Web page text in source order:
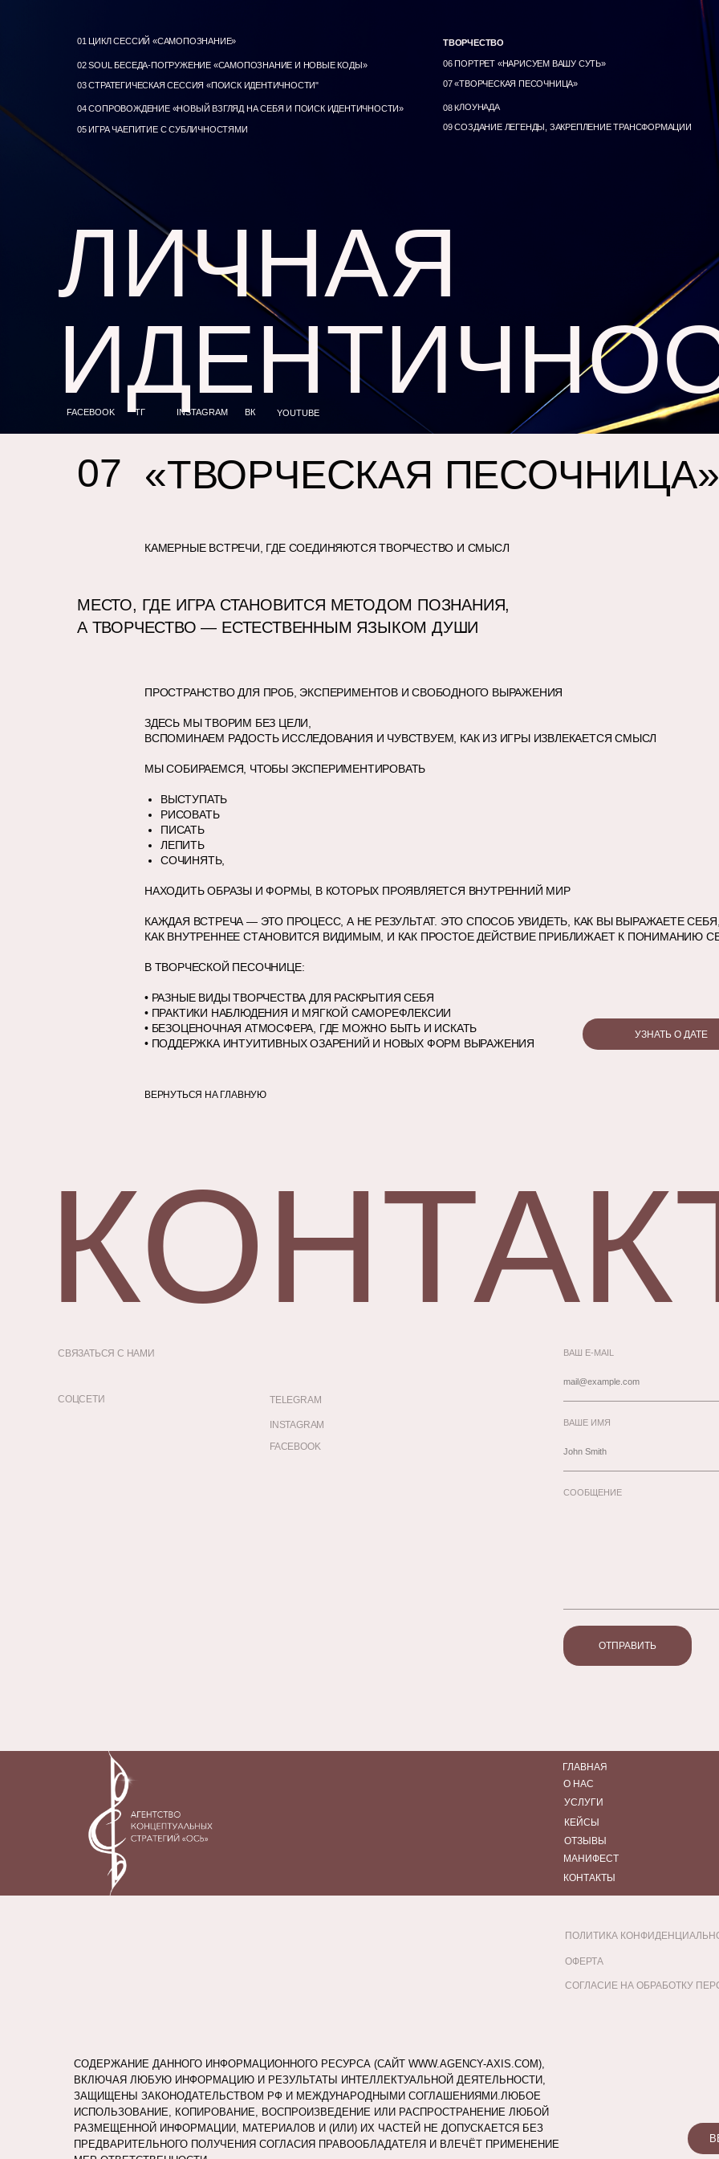
ЛИЧНАЯ
FACEBOOK INSTAGRAM
ТГ ВК YOUTUBE
04 СОПРОВОЖДЕНИЕ «НОВЫЙ ВЗГЛЯД НА СЕБЯ И ПОИСК ИДЕНТИЧНОСТИ»
01 ЦИКЛ СЕССИЙ «САМОПОЗНАНИЕ»
03 СТРАТЕГИЧЕСКАЯ СЕССИЯ «ПОИСК ИДЕНТИЧНОСТИ"
02 SOUL БЕСЕДА-ПОГРУЖЕНИЕ «САМОПОЗНАНИЕ И НОВЫЕ КОДЫ» 06 ПОРТРЕТ «НАРИСУЕМ ВАШУ СУТЬ»
07 «ТВОРЧЕСКАЯ ПЕСОЧНИЦА»
ТВОРЧЕСТВО
08 КЛОУНАДА
09 СОЗДАНИЕ ЛЕГЕНДЫ, ЗАКРЕПЛЕНИЕ ТРАНСФОРМАЦИИ
05 ИГРА ЧАЕПИТИЕ С СУБЛИЧНОСТЯМИ
«ТВОРЧЕСКАЯ ПЕСОЧНИЦА»
МЕСТО, ГДЕ ИГРА СТАНОВИТСЯ МЕТОДОМ ПОЗНАНИЯ,
А ТВОРЧЕСТВО — ЕСТЕСТВЕННЫМ ЯЗЫКОМ ДУШИ
07
ПРОСТРАНСТВО ДЛЯ ПРОБ, ЭКСПЕРИМЕНТОВ И СВОБОДНОГО ВЫРАЖЕНИЯ
ЗДЕСЬ МЫ ТВОРИМ БЕЗ ЦЕЛИ,
ВСПОМИНАЕМ РАДОСТЬ ИССЛЕДОВАНИЯ И ЧУВСТВУЕМ, КАК ИЗ ИГРЫ ИЗВЛЕКАЕТСЯ СМЫСЛ
МЫ СОБИРАЕМСЯ, ЧТОБЫ ЭКСПЕРИМЕНТИРОВАТЬ
ВЫСТУПАТЬ
РИСОВАТЬ
ПИСАТЬ
ЛЕПИТЬ
СОЧИНЯТЬ,
НАХОДИТЬ ОБРАЗЫ И ФОРМЫ, В КОТОРЫХ ПРОЯВЛЯЕТСЯ ВНУТРЕННИЙ МИР
КАЖДАЯ ВСТРЕЧА — ЭТО ПРОЦЕСС, А НЕ РЕЗУЛЬТАТ. ЭТО СПОСОБ УВИДЕТЬ, КАК ВЫ ВЫРАЖАЕТЕ
КАК ВНУТРЕННЕЕ СТАНОВИТСЯ ВИДИМЫМ, И КАК ПРОСТОЕ ДЕЙСТВИЕ ПРИБЛИЖАЕТ К ПОНИМАНИЮ
В ТВОРЧЕСКОЙ ПЕСОЧНИЦЕ:
• РАЗНЫЕ ВИДЫ ТВОРЧЕСТВА ДЛЯ РАСКРЫТИЯ СЕБЯ
• ПРАКТИКИ НАБЛЮДЕНИЯ И МЯГКОЙ САМОРЕФЛЕКСИИ
• БЕЗОЦЕНОЧНАЯ АТМОСФЕРА, ГДЕ МОЖНО БЫТЬ И ИСКАТЬ
• ПОДДЕРЖКА ИНТУИТИВНЫХ ОЗАРЕНИЙ И НОВЫХ ФОРМ ВЫРАЖЕНИЯ
КАМЕРНЫЕ ВСТРЕЧИ, ГДЕ СОЕДИНЯЮТСЯ ТВОРЧЕСТВО И СМЫСЛ
ВЕРНУТЬСЯ НА ГЛАВНУЮ
УЗНАТЬ О ДАТЕ
FACEBOOK
СВЯЗАТЬСЯ С НАМИ
СОЦСЕТИ TELEGRAM
INSTAGRAM
ВАШ E-MAIL
ВАШЕ ИМЯ
СООБЩЕНИЕ
ОТПРАВИТЬ
О НАС
ГЛАВНАЯ
КОНТАКТЫ
МАНИФЕСТ
ОТЗЫВЫ
КЕЙСЫ
УСЛУГИ
СОДЕРЖАНИЕ ДАННОГО ИНФОРМАЦИОННОГО РЕСУРСА (САЙТ WWW.AGENCY-AXIS.COM),
ВКЛЮЧАЯ ЛЮБУЮ ИНФОРМАЦИЮ И РЕЗУЛЬТАТЫ ИНТЕЛЛЕКТУАЛЬНОЙ ДЕЯТЕЛЬНОСТИ,
ЗАЩИЩЕНЫ ЗАКОНОДАТЕЛЬСТВОМ РФ И МЕЖДУНАРОДНЫМИ СОГЛАШЕНИЯМИ.ЛЮБОЕ
ИСПОЛЬЗОВАНИЕ, КОПИРОВАНИЕ, ВОСПРОИЗВЕДЕНИЕ ИЛИ РАСПРОСТРАНЕНИЕ ЛЮБОЙ
РАЗМЕЩЕННОЙ ИНФОРМАЦИИ, МАТЕРИАЛОВ И (ИЛИ) ИХ ЧАСТЕЙ НЕ ДОПУСКАЕТСЯ БЕЗ
ПРЕДВАРИТЕЛЬНОГО ПОЛУЧЕНИЯ СОГЛАСИЯ ПРАВООБЛАДАТЕЛЯ И ВЛЕЧЁТ ПРИМЕНЕНИЕ
ПОЛИТИКА
ОФЕРТА
СОГЛАСИЕ НА ОБРАБОТКУ